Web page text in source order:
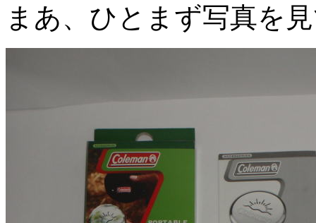
まあ、ひとまず写真を